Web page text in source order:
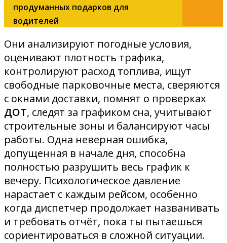
продуманных подарков для
водителей
Они анализируют погодные условия,
оценивают плотность трафика,
контролируют расход топлива, ищут
свободные парковочные места, сверяются
с окнами доставки, помнят о проверках
ДОТ, следят за графиком сна, учитывают
строительные зоны и балансируют часы
работы. Одна неверная ошибка,
допущенная в начале дня, способна
полностью разрушить весь график к
вечеру. Психологическое давление
нарастает с каждым рейсом, особенно
когда диспетчер продолжает названивать
и требовать отчёт, пока ты пытаешься
сориентироваться в сложной ситуации.